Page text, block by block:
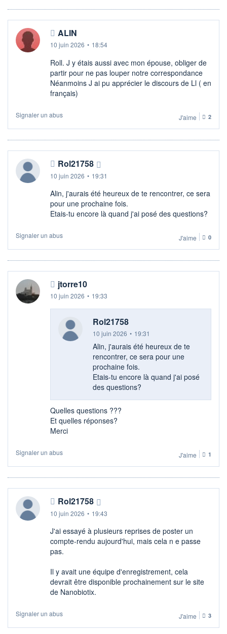
ALIN
10 juin 2026 • 18:54
Roll. J y étais aussi avec mon épouse, obliger de
partir pour ne pas louper notre correspondance
Néanmoins J ai pu apprécier le discours de Ll ( en
français)
Signaler un abus J'aime 2
Rol21758
10 juin 2026 • 19:31
Alin, j'aurais été heureux de te rencontrer, ce sera
pour une prochaine fois.
Etais-tu encore là quand j'ai posé des questions?
Signaler un abus J'aime 0
jtorre10
10 juin 2026 • 19:33
Rol21758
10 juin 2026 • 19:31
Alin, j'aurais été heureux de te
rencontrer, ce sera pour une
prochaine fois.
Etais-tu encore là quand j'ai posé
des questions?
Quelles questions ???
Et quelles réponses?
Merci
Signaler un abus J'aime 1
Rol21758
10 juin 2026 • 19:43
J'ai essayé à plusieurs reprises de poster un
compte-rendu aujourd'hui, mais cela n e passe
pas.
Il y avait une équipe d'enregistrement, cela
devrait être disponible prochainement sur le site
de Nanobiotix.
Signaler un abus J'aime 3